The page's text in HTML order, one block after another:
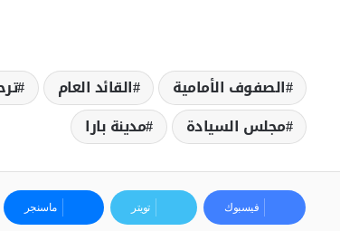
الصفوف الأمامية القائد العام
مجلس السيادة
مدينة بارا
فيسبوك تويتر ماسنجر